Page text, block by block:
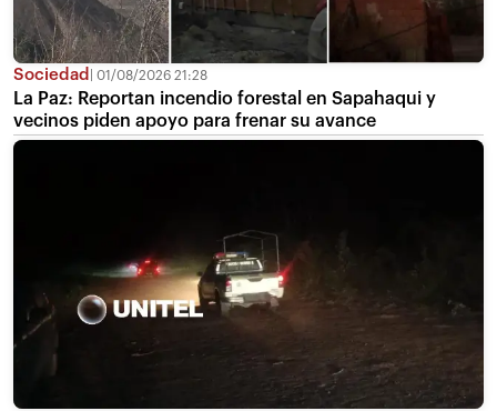
Sociedad 01/08/2026 21:28
La Paz: Reportan incendio forestal en Sapahaqui y
vecinos piden apoyo para frenar su avance